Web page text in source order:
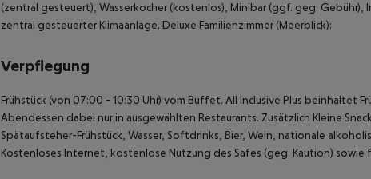
(zentral gesteuert), Wasserkocher (kostenlos), Minibar (ggf. geg.
zentral gesteuerter Klimaanlage. Deluxe Familienzimmer (Meerblick):
Verpflegung
Frühstück (von 07:00 - 10:30 Uhr) vom Buffet. All Inclusive Plus beinhaltet
Abendessen dabei nur in ausgewählten Restaurants. Zusätzlich Kleine
Spätaufsteher-Frühstück, Wasser, Softdrinks, Bier, Wein, nationale
Kostenloses Internet, kostenlose Nutzung des Safes (geg. Kaution) sowie